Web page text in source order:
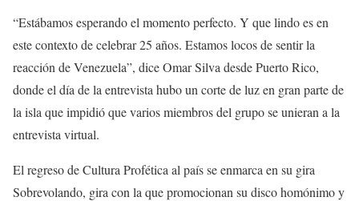
“Estábamos esperando el momento perfecto. Y que lindo es en
este contexto de celebrar 25 años. Estamos locos de sentir la
reacción de Venezuela”, dice Omar Silva desde Puerto Rico,
donde el día de la entrevista hubo un corte de luz en gran parte de
la isla que impidió que varios miembros del grupo se unieran a la
entrevista virtual.
El regreso de Cultura Profética al país se enmarca en su gira
Sobrevolando, gira con la que promocionan su disco homónimo y